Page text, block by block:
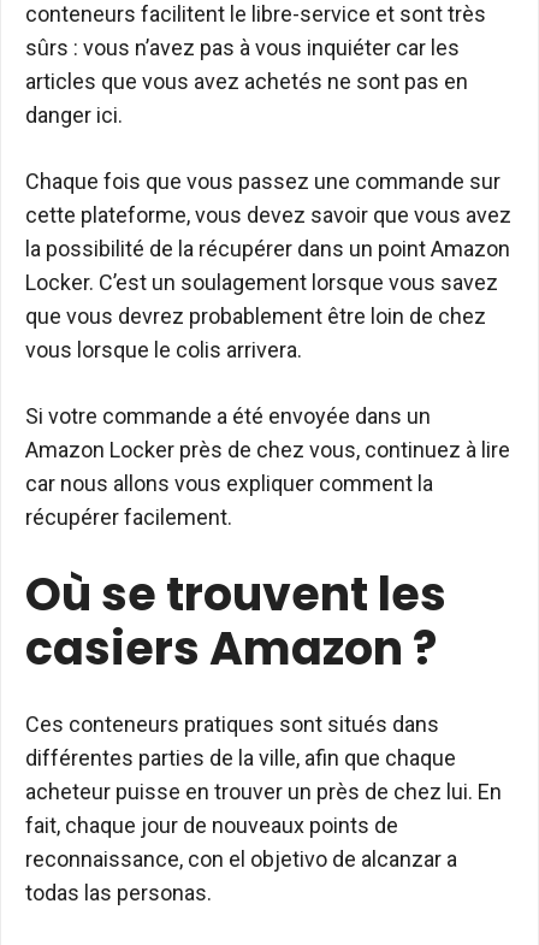
conteneurs facilitent le libre-service et sont très
sûrs : vous n’avez pas à vous inquiéter car les
articles que vous avez achetés ne sont pas en
danger ici.
Chaque fois que vous passez une commande sur
cette plateforme, vous devez savoir que vous avez
la possibilité de la récupérer dans un point Amazon
Locker. C’est un soulagement lorsque vous savez
que vous devrez probablement être loin de chez
vous lorsque le colis arrivera.
Si votre commande a été envoyée dans un
Amazon Locker près de chez vous, continuez à lire
car nous allons vous expliquer comment la
récupérer facilement.
Où se trouvent les
casiers Amazon ?
Ces conteneurs pratiques sont situés dans
différentes parties de la ville, afin que chaque
acheteur puisse en trouver un près de chez lui. En
fait, chaque jour de nouveaux points de
reconnaissance, con el objetivo de alcanzar a
todas las personas.